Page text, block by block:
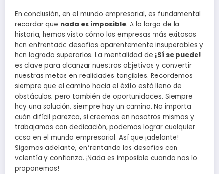
En conclusión, en el mundo empresarial, es fundamental
recordar que nada es imposible. A lo largo de la
historia, hemos visto cómo las empresas más exitosas
han enfrentado desafíos aparentemente insuperables y
han logrado superarlos. La mentalidad de ¡Sí se puede!
es clave para alcanzar nuestros objetivos y convertir
nuestras metas en realidades tangibles. Recordemos
siempre que el camino hacia el éxito está lleno de
obstáculos, pero también de oportunidades. Siempre
hay una solución, siempre hay un camino. No importa
cuán difícil parezca, si creemos en nosotros mismos y
trabajamos con dedicación, podemos lograr cualquier
cosa en el mundo empresarial. Así que ¡adelante!
Sigamos adelante, enfrentando los desafíos con
valentía y confianza. ¡Nada es imposible cuando nos lo
proponemos!